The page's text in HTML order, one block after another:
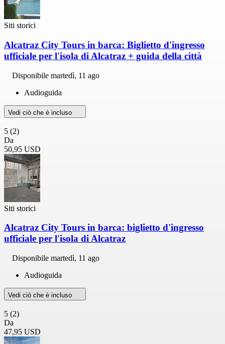
Siti storici
Alcatraz City Tours in barca: Biglietto d'ingresso
ufficiale per l'isola di Alcatraz + guida della città
Disponibile martedì, 11 ago
Audioguida
Vedi ciò che è incluso
5 (2)
Da
50,95 USD
Siti storici
Alcatraz City Tours in barca: biglietto d'ingresso
ufficiale per l'isola di Alcatraz
Disponibile martedì, 11 ago
Audioguida
Vedi ciò che è incluso
5 (2)
Da
47,95 USD